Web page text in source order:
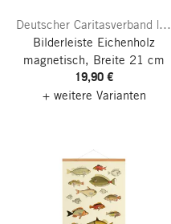
Deutscher Caritasverband | Caritas Wendelstein Werkstätten
Bilderleiste Eichenholz
magnetisch, Breite 21 cm
19,90 €
+ weitere Varianten